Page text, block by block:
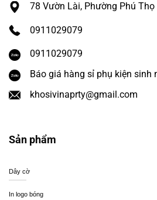
78 Vườn Lài, Phường Phú Thọ
0911029079
0911029079
Báo giá hàng sỉ phụ kiện sinh
khosivinaprty@gmail.com
Sản phẩm
Dây cờ
In logo bóng